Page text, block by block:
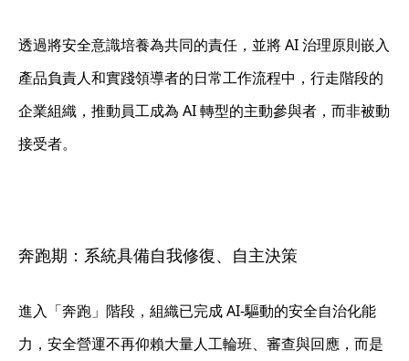
透過將安全意識培養為共同的責任，並將 AI 治理原則嵌入
產品負責人和實踐領導者的日常工作流程中，行走階段的
企業組織，推動員工成為 AI 轉型的主動參與者，而非被動
接受者。
奔跑期：系統具備自我修復、自主決策
進入「奔跑」階段，組織已完成 AI-驅動的安全自治化能
力，安全營運不再仰賴大量人工輪班、審查與回應，而是